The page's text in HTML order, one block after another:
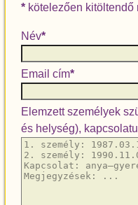
*kötelezően kitöltendő
Név*
Email cím*
Elemzett személyek
és helység),